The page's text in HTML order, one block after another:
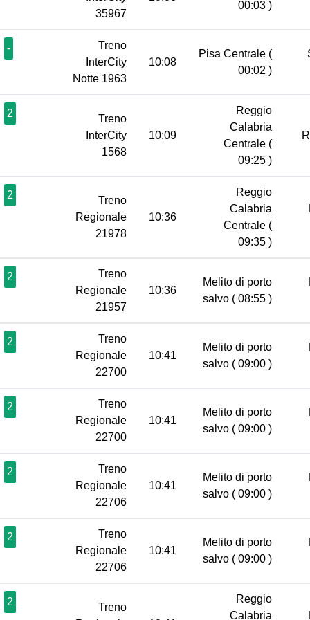
35967
00:03 )
-
Treno
InterCity
Notte 1963
10:08
Pisa Centrale (
00:02 )
2
Treno
InterCity
1568
10:09
Reggio
Calabria
Centrale (
09:25 )
2
Treno
Regionale
21978
10:36
Reggio
Calabria
Centrale (
09:35 )
2
Treno
Regionale
21957
10:36
Melito di porto
salvo ( 08:55 )
2
Treno
Regionale
22700
10:41
Melito di porto
salvo ( 09:00 )
2
Treno
Regionale
22700
10:41
Melito di porto
salvo ( 09:00 )
2
Treno
Regionale
22706
10:41
Melito di porto
salvo ( 09:00 )
2
Treno
Regionale
22706
10:41
Melito di porto
salvo ( 09:00 )
2
Treno
Reggio
Calabria